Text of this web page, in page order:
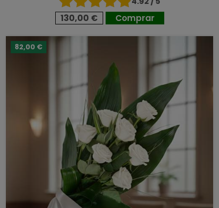
130,00 € Comprar
82,00 €